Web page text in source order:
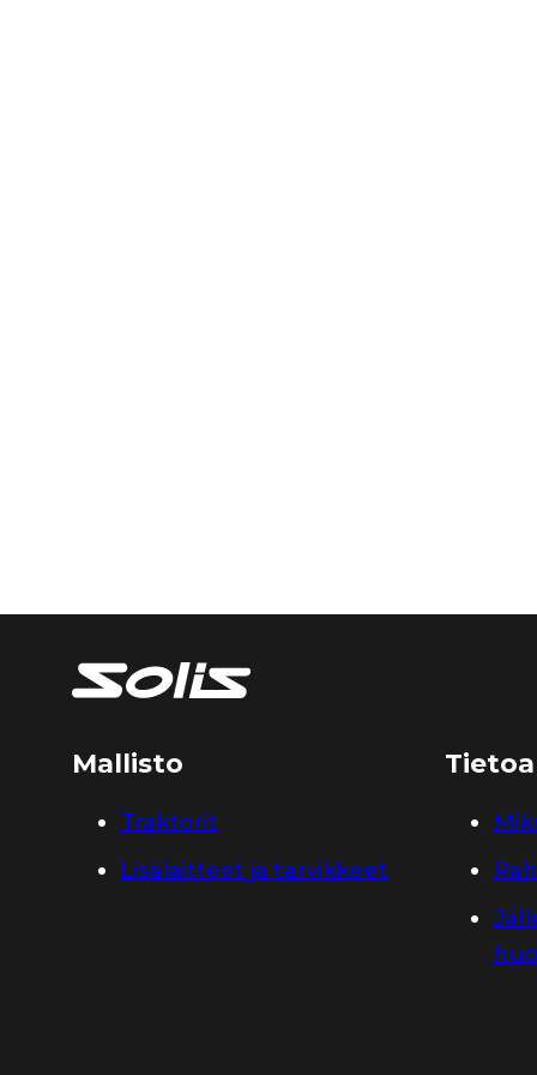
Mallisto
Traktorit
Lisälaitteet ja tarvikkeet